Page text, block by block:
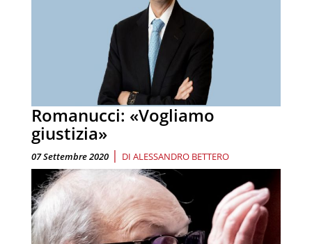
Romanucci: «Vogliamo
giustizia»
07 Settembre 2020 | DI ALESSANDRO BETTERO